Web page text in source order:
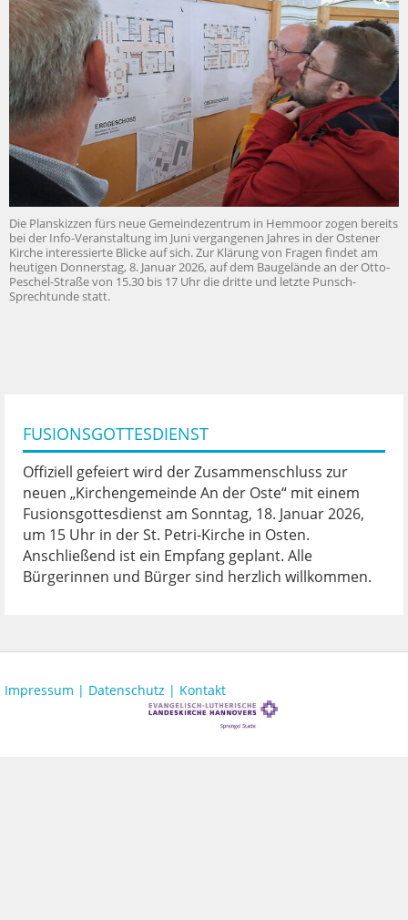
Die Planskizzen fürs neue Gemeindezentrum in Hemmoor zogen bereits
bei der Info-Veranstaltung im Juni vergangenen Jahres in der Ostener
Kirche interessierte Blicke auf sich. Zur Klärung von Fragen findet am
heutigen Donnerstag, 8. Januar 2026, auf dem Baugelände an der Otto-
Peschel-Straße von 15.30 bis 17 Uhr die dritte und letzte Punsch-
Sprechtunde statt.
FUSIONSGOTTESDIENST
Offiziell gefeiert wird der Zusammenschluss zur
neuen „Kirchengemeinde An der Oste“ mit einem
Fusionsgottesdienst am Sonntag, 18. Januar 2026,
um 15 Uhr in der St. Petri-Kirche in Osten.
Anschließend ist ein Empfang geplant. Alle
Bürgerinnen und Bürger sind herzlich willkommen.
Impressum | Datenschutz | Kontakt